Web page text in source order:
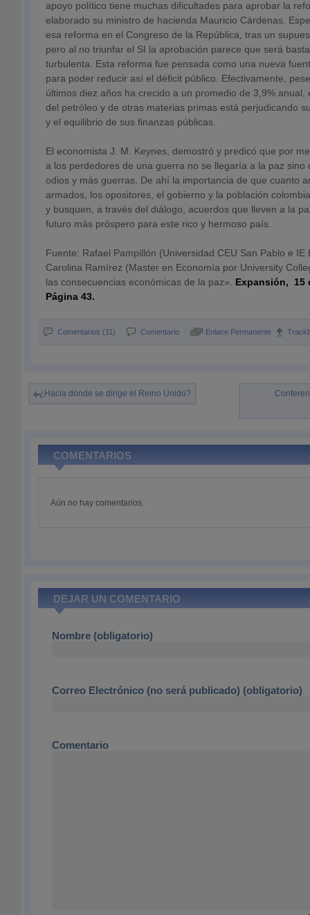
apoyo político tiene muchas dificultades para aprobar la
elaborado su ministro de hacienda Mauricio Cárdenas.
esa reforma en el Congreso de la República, tras un
pero al no triunfar el SI la aprobación parece que será
turbulenta. Esta reforma fue pensada como una nueva
para poder reducir así el déficit público. Efectivamente,
últimos diez años ha crecido a un promedio de 3,9% anual,
del petróleo y de otras materias primas está perjudicando
y el equilibrio de sus finanzas públicas.
El economista J. M. Keynes, demostró y predicó que por
a los perdedores de una guerra no se llegaría a la paz sino
odios y más guerras. De ahí la importancia de que cuanto
armados, los opositores, el gobierno y la población
y busquen, a través del diálogo, acuerdos que lleven a la
futuro más próspero para este rico y hermoso país.
Fuente: Rafael Pampillón (Universidad CEU San Pablo e IE
Carolina Ramírez (Master en Economía por University
las consecuencias económicas de la paz». Expansión, 15
Página 43.
Comentarios (11) Comentario Enlace Permanente
¿Hacia dónde se dirige el Reino Unido?
COMENTARIOS
Aún no hay comentarios.
DEJAR UN COMENTARIO
Nombre (obligatorio)
Correo Electrónico (no será publicado) (obligatorio)
Comentario